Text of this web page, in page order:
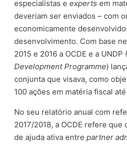
especialistas eexperts em
deveriam ser enviados – com
economicamente
desenvolvimento. Com base
2015 e 2016 a OCDE e a UNDP (
Development Programme)
conjunta que visava, como
100 ações em matéria fiscal
No seu relatório anual com
2017/2018, a OCDE refere
de ajuda ativa entrepartner